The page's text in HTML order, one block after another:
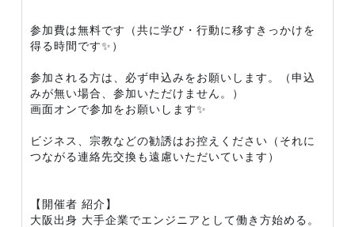
参加費は無料です（共に学び・行動に移すきっかけを
得る時間です✨）
参加される方は、必ず申込みをお願いします。（申込
みが無い場合、参加いただけません。）
画面オンで参加をお願いします✨
ビジネス、宗教などの勧誘はお控えください（それに
つながる連絡先交換も遠慮いただいています）
【開催者 紹介】
大阪出身 大手企業でエンジニアとして働き方始める。